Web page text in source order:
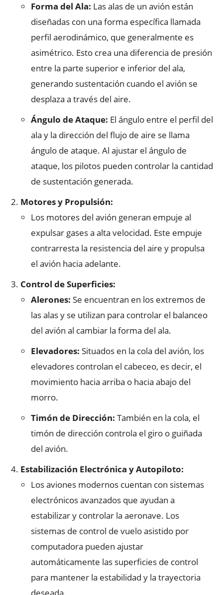
Forma del Ala: Las alas de un avión están
diseñadas con una forma específica llamada
perfil aerodinámico, que generalmente es
asimétrico. Esto crea una diferencia de presión
entre la parte superior e inferior del ala,
generando sustentación cuando el avión se
desplaza a través del aire.
Ángulo de Ataque: El ángulo entre el perfil del
ala y la dirección del flujo de aire se llama
ángulo de ataque. Al ajustar el ángulo de
ataque, los pilotos pueden controlar la cantidad
de sustentación generada.
Motores y Propulsión:
Los motores del avión generan empuje al
expulsar gases a alta velocidad. Este empuje
contrarresta la resistencia del aire y propulsa
el avión hacia adelante.
Control de Superficies:
Alerones: Se encuentran en los extremos de
las alas y se utilizan para controlar el balanceo
del avión al cambiar la forma del ala.
Elevadores: Situados en la cola del avión, los
elevadores controlan el cabeceo, es decir, el
movimiento hacia arriba o hacia abajo del
morro.
Timón de Dirección: También en la cola, el
timón de dirección controla el giro o guiñada
del avión.
Estabilización Electrónica y Autopiloto:
Los aviones modernos cuentan con sistemas
electrónicos avanzados que ayudan a
estabilizar y controlar la aeronave. Los
sistemas de control de vuelo asistido por
computadora pueden ajustar
automáticamente las superficies de control
para mantener la estabilidad y la trayectoria